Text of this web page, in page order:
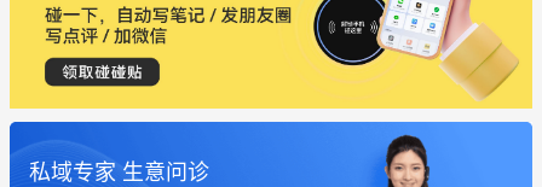
私域专家 生意问诊